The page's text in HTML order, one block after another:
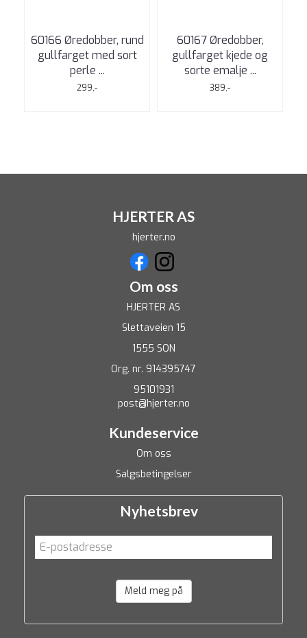
60166 Øredobber, rund
gullfarget med sort
perle ...
299,-
60167 Øredobber,
gullfarget kjede og
sorte emalje ...
389,-
HJERTER AS
hjerter.no
Om oss
HJERTER AS
Slettaveien 15
1555 SON
Org. nr. 914395747
95101931
post@hjerter.no
Kundeservice
Om oss
Salgsbetingelser
Nyhetsbrev
Meld meg på